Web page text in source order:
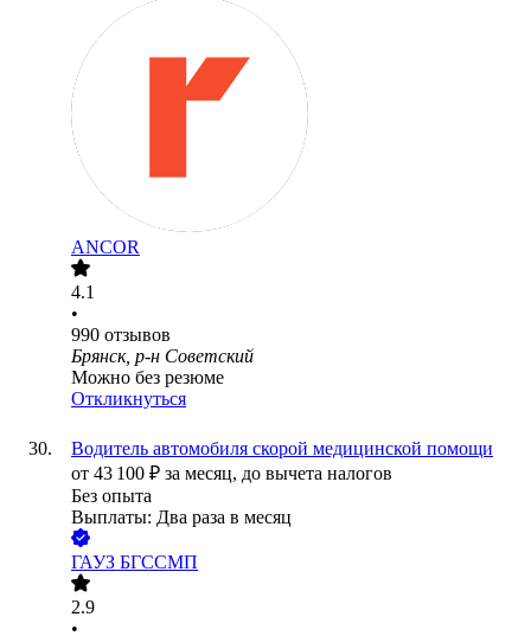
ANCOR
4.1
•
990 отзывов
Брянск, р-н Советский
Можно без резюме
Откликнуться
Водитель автомобиля скорой медицинской помощи
от 43 100 ₽ за месяц, до вычета налогов
Без опыта
Выплаты: Два раза в месяц
ГАУЗ БГССМП
2.9
•